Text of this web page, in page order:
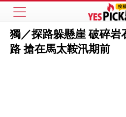
獨／探路躲懸崖 破碎岩
路 搶在馬太鞍汛期前